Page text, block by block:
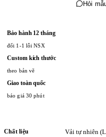
Hỏi
Bảo hành 12 tháng
đổi 1-1 lỗi NSX
Custom kích thước
theo bản vẽ
Giao toàn quốc
báo giá 30 phút
Chất liệu
Vải tự nhiên